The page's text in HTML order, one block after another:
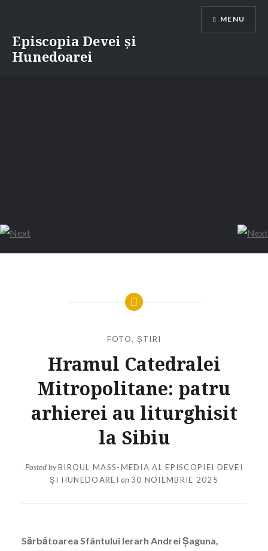
content
Episcopia Devei și
Hunedoarei
MENU
FOTO, ȘTIRI
Hramul Catedralei
Mitropolitane: patru
arhierei au liturghisit
la Sibiu
Posted byBIROUL MASS-MEDIA AL EPISCOPIEI DEVEI
ȘI HUNEDOAREI on 30 NOIEMBRIE 2025
Sărbătoarea Sfântului Ierarh Andrei Şaguna,